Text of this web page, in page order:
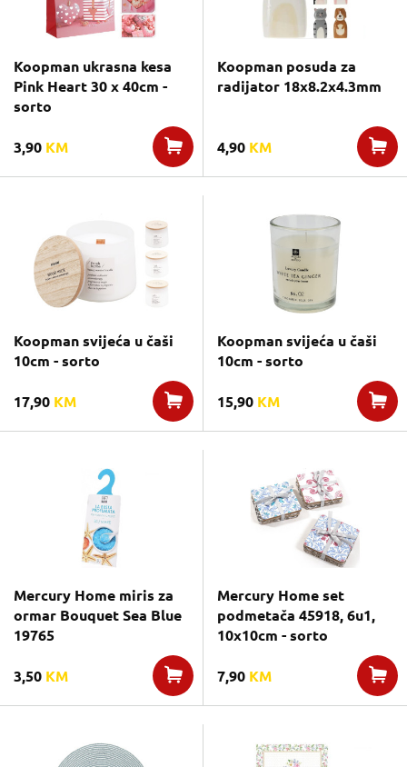
Koopman ukrasna kesa
Pink Heart 30 x 40cm -
sorto
3,90 KM
Koopman posuda za
radijator 18x8.2x4.3mm
4,90 KM
Koopman svijeća u čaši
10cm - sorto
17,90 KM
Koopman svijeća u čaši
10cm - sorto
15,90 KM
Mercury Home miris za
ormar Bouquet Sea Blue
19765
3,50 KM
Mercury Home set
podmetača 45918, 6u1,
10x10cm - sorto
7,90 KM